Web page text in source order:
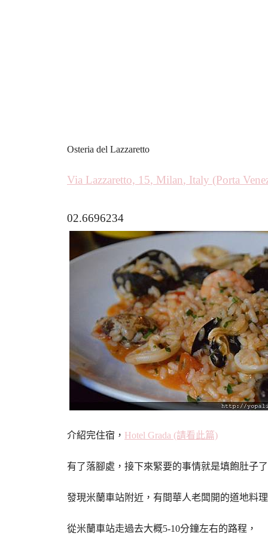
Osteria del Lazzaretto
Via Lazzaretto, 15, Milan, Italy (Porta
02.6696234
介紹完住宿， Hotel Grada (請看此篇)
有了落腳處，接下來緊要的事情就是填飽肚子
發現米蘭車站附近，有間華人老闆開的道地料
從米蘭車站走過去大概5-10分鐘左右的路程，